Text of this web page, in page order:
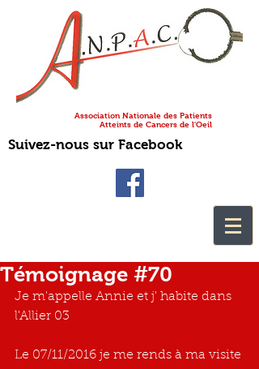
Association Nationale des Patients
Atteints de Cancers de l'Oeil
Suivez-nous sur Facebook
Témoignage #70
Je m'appelle Annie et j' habite dans
l'Allier 03
Le 07/11/2016 je me rends à ma visite